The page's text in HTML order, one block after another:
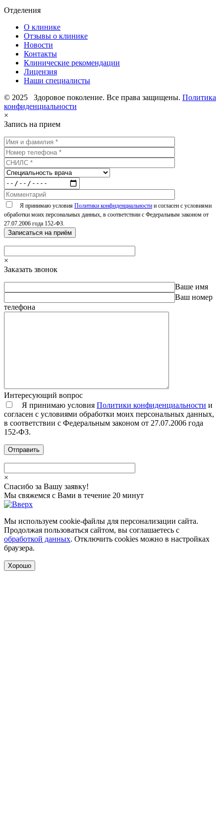
Отделения
О клинике
Отзывы о клинике
Новости
Контакты
Клинические рекомендации
Лицензия
Наши специалисты
© 2025 Здоровое поколение. Все права защищены. Политика
конфиденциальности
×
Запись на прием
Я принимаю условия Политики конфиденциальности и согласен с условиями
обработки моих персональных данных, в соответствии с Федеральным законом от
27.07.2006 года 152-ФЗ.
×
Заказать звонок
Ваше имя
Ваш номер
телефона
Интересующий вопрос
Я принимаю условия Политики конфиденциальности и
согласен с условиями обработки моих персональных данных,
в соответствии с Федеральным законом от 27.07.2006 года
152-ФЗ.
×
Спасибо за Вашу заявку!
Мы свяжемся с Вами в течение 20 минут
Мы используем cookie-файлы для персонализации сайта.
Продолжая пользоваться сайтом, вы соглашаетесь с
обработкой данных. Отключить cookies можно в настройках
браузера.
Хорошо